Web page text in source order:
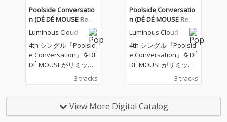
ら不快感と怒りを体現
した調声された初音ミ
クの歌全てが歪んだ、
幻想的で不快感マック
スなダークメルヘンモ
ダンバレエボカロ！
ら不快感と怒りを体現
した調声された初音ミ
クの歌全てが歪んだ、
幻想的で不快感マック
スなダークメルヘンモ
ダンバレエボカロ！
Poolside Conversatio
n (DÉ DÉ MOUSE Remi
x)Luminous Cloud
4th シングル『Poolsid
e Conversation』をDÉ
DÉ MOUSEがリミック
ックスウィング的なア
ーでスロウなイントロ
からのアッパーなテン
3 tracks
Poolside Conversatio
n (DÉ DÉ MOUSE Remi
x)Luminous Cloud
4th シングル『Poolsid
e Conversation』をDÉ
DÉ MOUSEがリミック
ックスウィング的なア
ーでスロウなイントロ
からのアッパーなテン
3 tracks
View More Digital Catalog